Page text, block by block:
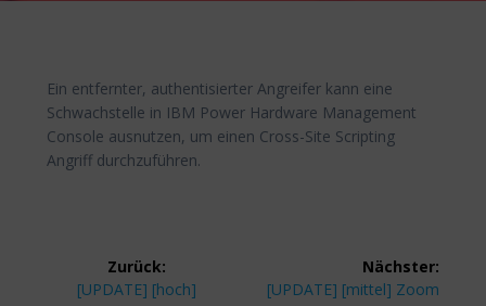
Ein entfernter, authentisierter Angreifer kann eine
Schwachstelle in IBM Power Hardware Management
Console ausnutzen, um einen Cross-Site Scripting
Angriff durchzuführen.
Beitragsnavigation
Zurück:
Vorheriger
[UPDATE] [hoch]
Nächster:
Nächster
[UPDATE] [mittel] Zoom